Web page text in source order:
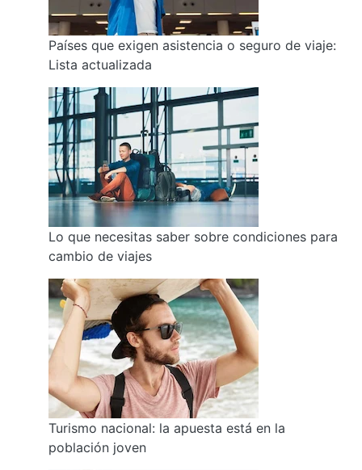
Países que exigen asistencia o seguro de viaje:
Lista actualizada
Lo que necesitas saber sobre condiciones para
cambio de viajes
Turismo nacional: la apuesta está en la
población joven